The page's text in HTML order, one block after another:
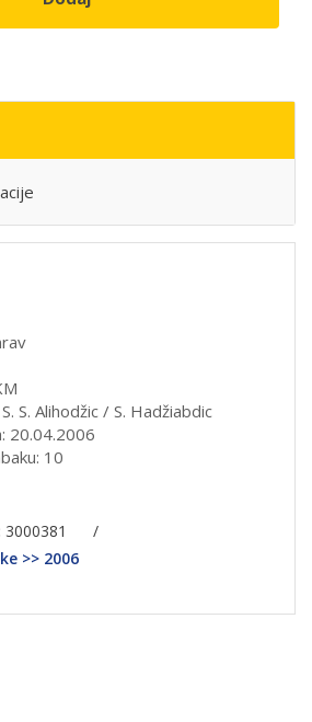
S. Alihodžic / S. Hadžiabdic
20.04.2006
10
3000381
/
>> 2006